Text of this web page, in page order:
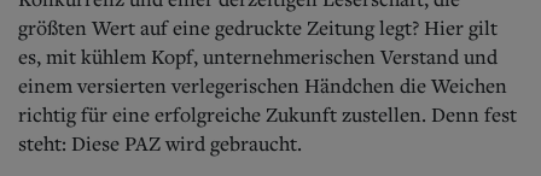
größten Wert auf eine gedruckte Zeitung legt? Hier gilt
es, mit kühlem Kopf, unternehmerischen Verstand und
einem versierten verlegerischen Händchen die Weichen
richtig für eine erfolgreiche Zukunft zustellen. Denn fest
steht: Diese PAZ wird gebraucht.